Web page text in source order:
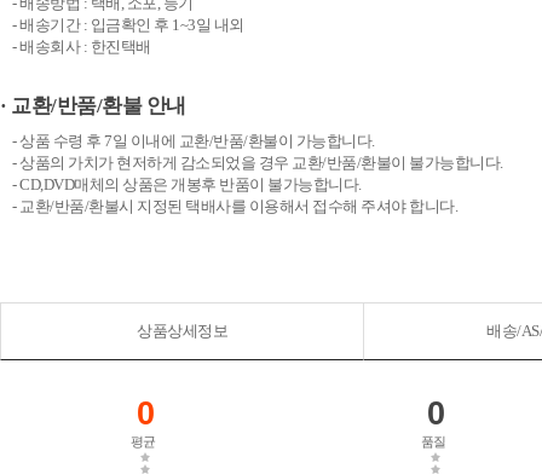
- 배송기간 : 입금확인 후 1~3일 내외
- 배송회사 : 한진택배
· 교환/반품/환불 안내
- 상품 수령 후 7일 이내에 교환/반품/환불이 가능합니다.
- 상품의 가치가 현저하게 감소되었을 경우 교환/반품/환불이 불가능합니다.
- CD,DVD매체의 상품은 개봉후 반품이 불가능합니다.
- 교환/반품/환불시 지정된 택배사를 이용해서 접수해 주셔야 합니다.
상품상세정보 배송/
0
평균
0
품질